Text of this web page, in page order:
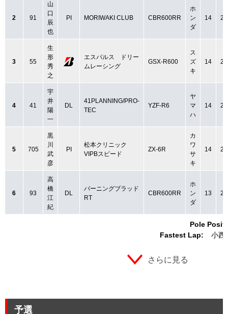
Pole
Fastest Lap:
小西
2 91
山
口
辰
也
PI MORIWAKI CLUB CBR600RR
ホ
ン
ダ
14
3 55
生
形
秀
之
エスパルス ドリー
ムレーシング
GSX-R600
ス
ズ
キ
14
4 41
宇
井
陽
一
DL
41PLANNING/PRO-
TEC
YZF-R6
ヤ
マ
ハ
14
5 705
黒
川
武
彦
PI
松本クリニック
VIPBスピード
ZX-6R
カ
ワ
サ
キ
14
6 93
高
橋
江
紀
DL
バーニングブラッド
RT
CBR600RR
ホ
ン
ダ
13
さらに見る
予選